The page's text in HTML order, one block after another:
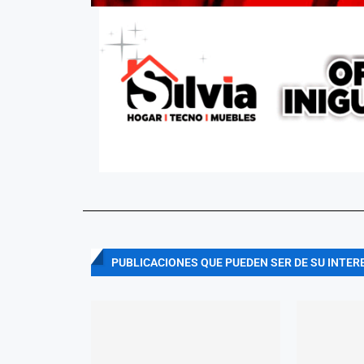
PUBLICACIONES QUE PUEDEN SER DE SU